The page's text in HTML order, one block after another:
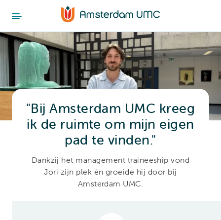
"Bij Amsterdam UMC kreeg
ik de ruimte om mijn eigen
pad te vinden."
Dankzij het management traineeship vond
Jori zijn plek én groeide hij door bij
Amsterdam UMC.